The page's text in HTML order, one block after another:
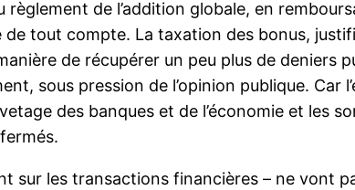
de l’addition globale, en
tout compte. La taxation des bonus,
de récupérer un peu plus de deniers
sous pression de l’opinion publique. Car
des banques et de l’économie et les
sur les transactions financières – ne vont